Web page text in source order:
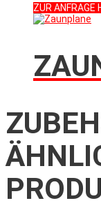
ZUR ANFRAGE